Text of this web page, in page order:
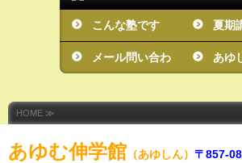
こんな塾です 夏期
メール問い合わ あゆ
HOME ≫
あゆむ伸学館 （あゆしん） 〒857-